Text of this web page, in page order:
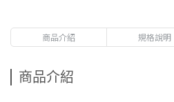
商品介紹 規格說明
商品介紹